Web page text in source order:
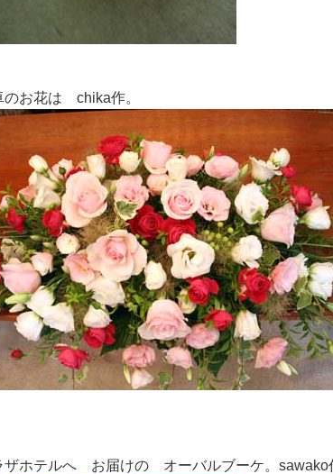
のお花は chika作。
ザホテルへ お届けの オーバルブーケ。sawako